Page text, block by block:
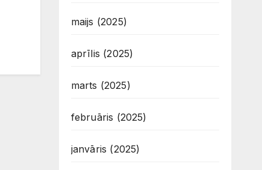
maijs (2025)
aprīlis (2025)
marts (2025)
februāris (2025)
janvāris (2025)